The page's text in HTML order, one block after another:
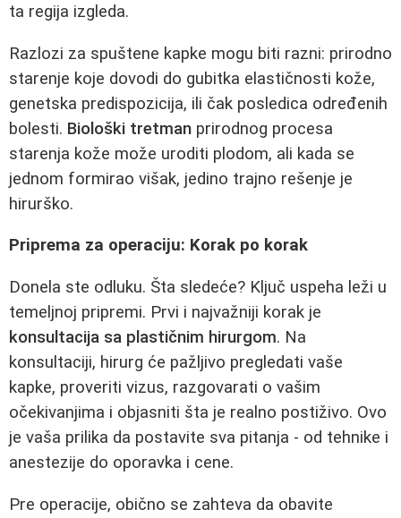
ta regija izgleda.
Razlozi za spuštene kapke mogu biti razni: prirodno
starenje koje dovodi do gubitka elastičnosti kože,
genetska predispozicija, ili čak posledica određenih
bolesti. Biološki tretman prirodnog procesa
starenja kože može uroditi plodom, ali kada se
jednom formirao višak, jedino trajno rešenje je
hirurško.
Priprema za operaciju: Korak po korak
Donela ste odluku. Šta sledeće? Ključ uspeha leži u
temeljnoj pripremi. Prvi i najvažniji korak je
konsultacija sa plastičnim hirurgom. Na
konsultaciji, hirurg će pažljivo pregledati vaše
kapke, proveriti vizus, razgovarati o vašim
očekivanjima i objasniti šta je realno postiživo. Ovo
je vaša prilika da postavite sva pitanja - od tehnike i
anestezije do oporavka i cene.
Pre operacije, obično se zahteva da obavite